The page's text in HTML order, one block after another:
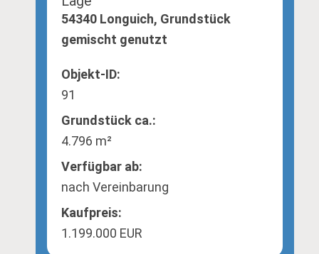
54340 Longuich, Grundstück
gemischt genutzt
Objekt-ID:
91
Grund­stück ca.:
4.796 m²
Verfügbar ab:
nach Vereinbarung
Kaufpreis:
1.199.000 EUR